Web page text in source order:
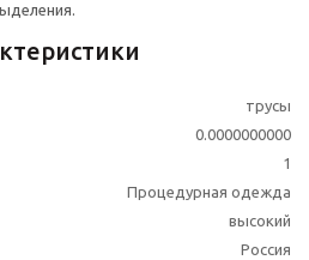
трусы
0.0000000000
1
Процедурная одежда
высокий
Россия